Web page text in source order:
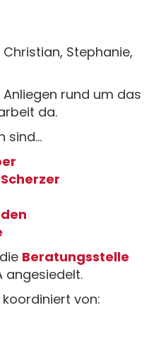
rund um das
da.
sind...
Beratungsstelle
angesiedelt.
von: